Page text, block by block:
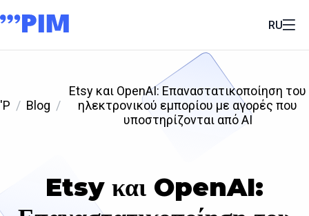
RU
'P Blog
Etsy και OpenAI: Επαναστατικοποίηση του
ηλεκτρονικού εμπορίου με αγορές που
υποστηρίζονται από AI
Etsy και OpenAI: